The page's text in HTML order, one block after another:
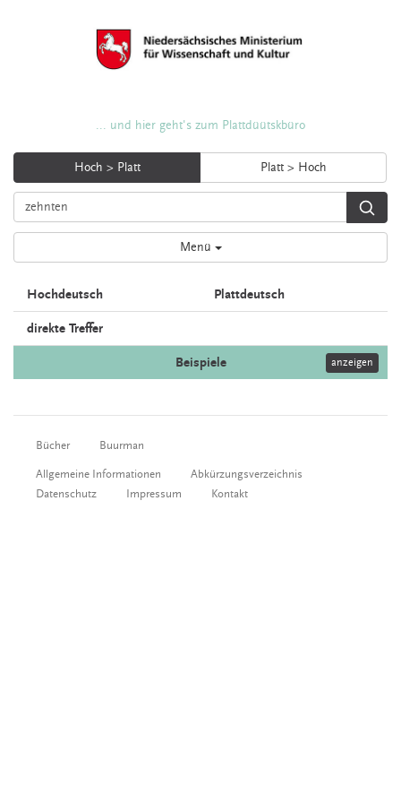
... und hier geht's zum Plattdüütskbüro
Hoch > Platt Platt > Hoch
Menü
Hochdeutsch Plattdeutsch
direkte Treffer
Beispiele anzeigen
Bücher Buurman
Allgemeine Informationen
Abkürzungsverzeichnis
Datenschutz
Impressum Kontakt